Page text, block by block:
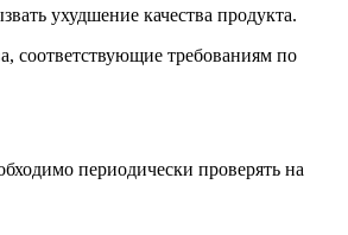
ухудшение качества продукта.
соответствующие требованиям по
периодически проверять на